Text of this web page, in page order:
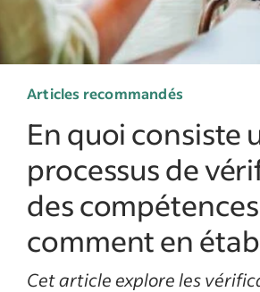
Articles recommandés
En quoi consiste
processus de
des
comment en
Cet article explore les